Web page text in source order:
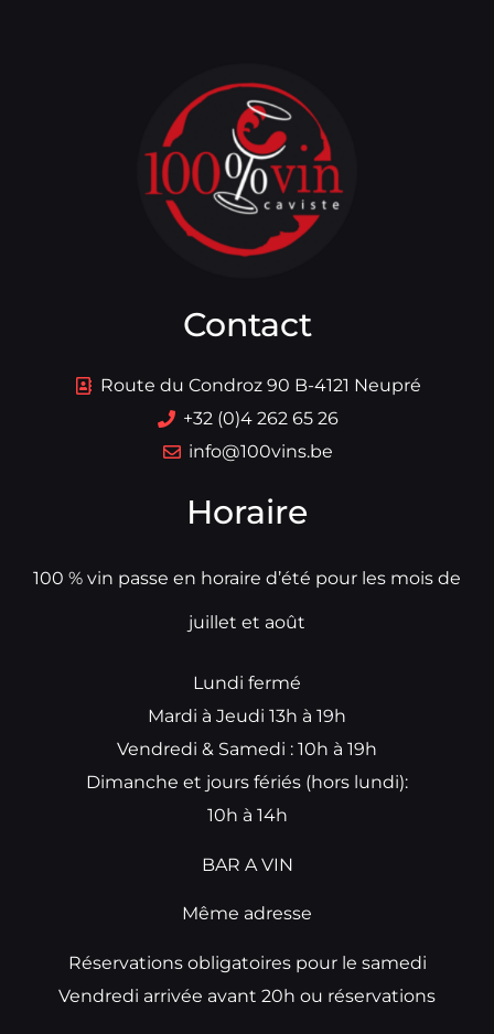
Contact
Route du Condroz 90 B-4121 Neupré
+32 (0)4 262 65 26
info@100vins.be
Horaire
100 % vin passe en horaire d’été pour les mois de
juillet et août
Lundi fermé
Mardi à Jeudi 13h à 19h
Vendredi & Samedi : 10h à 19h
Dimanche et jours fériés (hors lundi):
10h à 14h
BAR A VIN
Même adresse
Réservations obligatoires pour le samedi
Vendredi arrivée avant 20h ou réservations